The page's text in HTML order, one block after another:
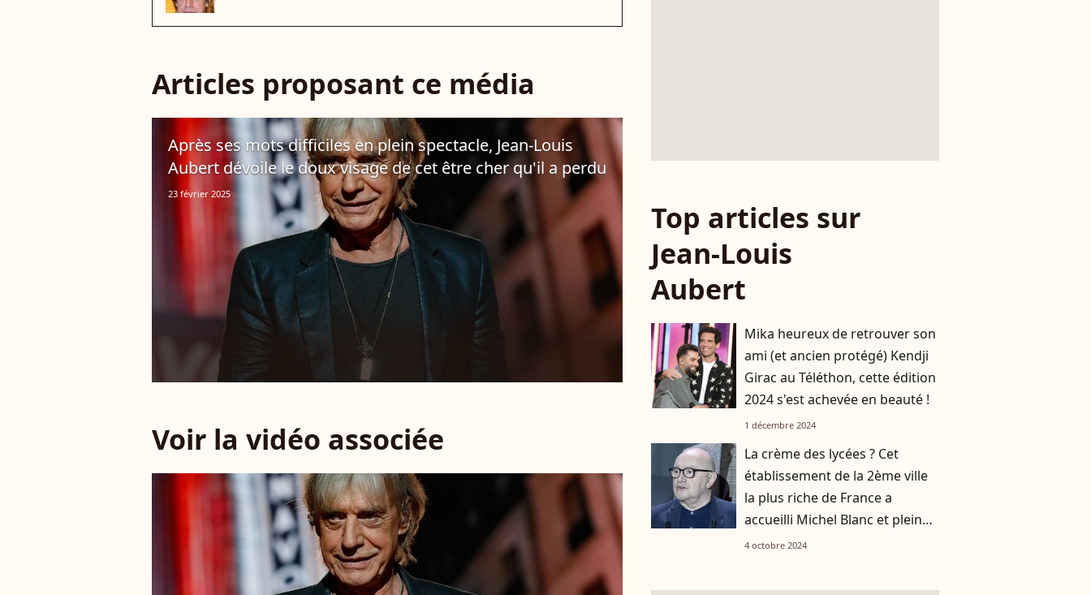
Articles proposant ce média
Après ses mots difficiles en plein spectacle, Jean-Louis
Aubert dévoile le doux visage de cet être cher qu'il a perdu
23 février 2025
Voir la vidéo associée
Top articles sur
Jean-Louis
Aubert
Mika heureux de retrouver son
ami (et ancien protégé) Kendji
Girac au Téléthon, cette édition
2024 s'est achevée en beauté !
1 décembre 2024
La crème des lycées ? Cet
établissement de la 2ème ville
la plus riche de France a
accueilli Michel Blanc et plein
d'autres stars
4 octobre 2024